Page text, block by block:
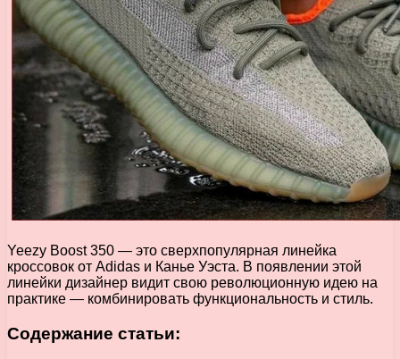
Yeezy Boost 350 — это сверхпопулярная линейка
кроссовок от Adidas и Канье Уэста. В появлении этой
линейки дизайнер видит свою революционную идею на
практике — комбинировать функциональность и стиль.
Содержание статьи: